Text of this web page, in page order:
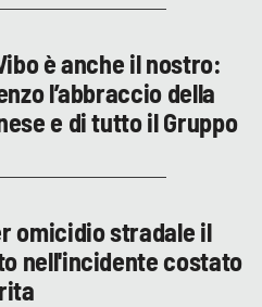
è anche il nostro:
l’abbraccio della
e di tutto il Gruppo
omicidio stradale il
nell'incidente costato